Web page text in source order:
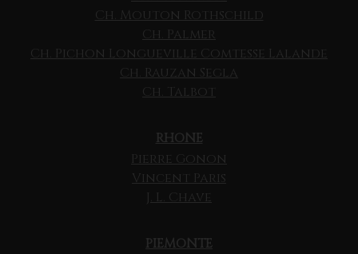
Ch. Mouton Rothschild
Ch. Palmer
Ch. Pichon Longueville Comtesse Lalande
Ch. Rauzan Segla
Ch. Talbot
RHONE
Pierre Gonon
Vincent Paris
J. L. Chave
PIEMONTE